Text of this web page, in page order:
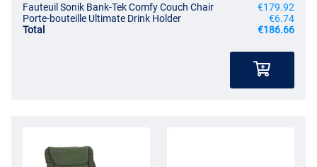
Fauteuil Sonik Bank-Tek Comfy Couch Chair
€179.92
Porte-bouteille Ultimate Drink Holder
€6.74
Total
€186.66